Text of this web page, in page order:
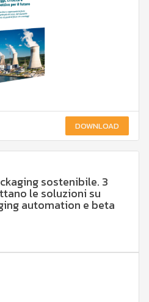
DOWNLOAD
sostenibile. 3
le soluzioni su
automation e beta